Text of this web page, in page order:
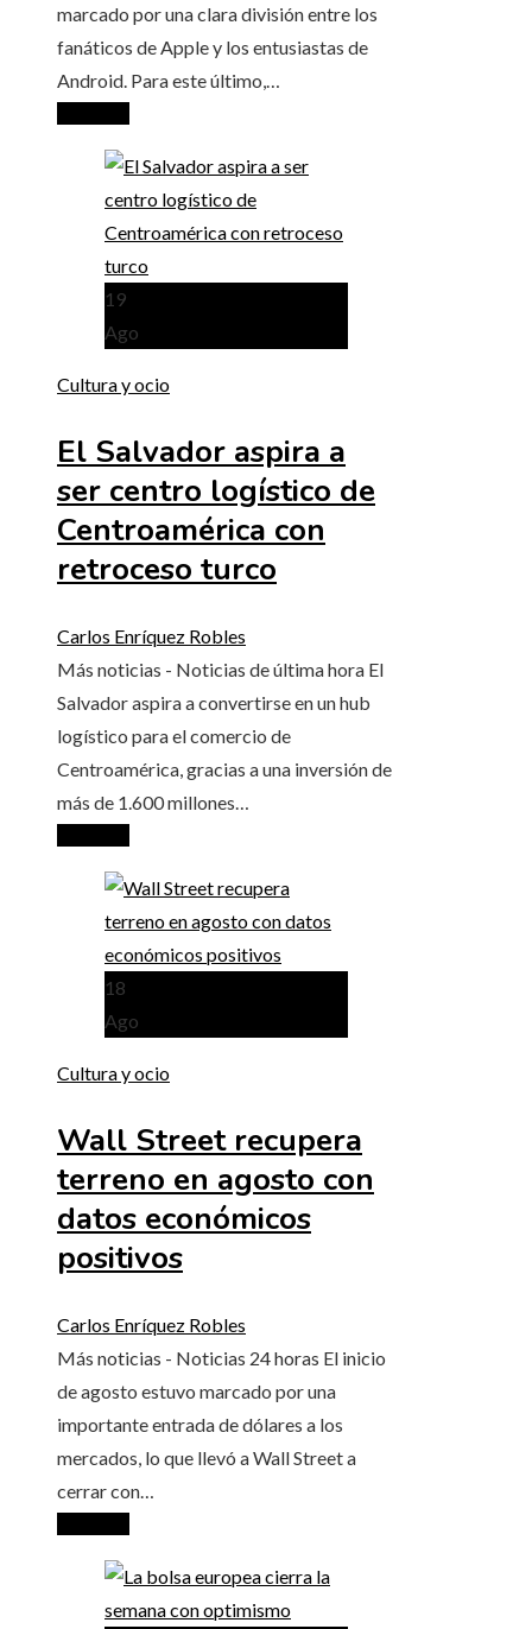
marcado por una clara división entre los
fanáticos de Apple y los entusiastas de
Android. Para este último,…
19
Ago
Cultura y ocio
El Salvador aspira a
ser centro logístico de
Centroamérica con
retroceso turco
Carlos Enríquez Robles
Más noticias - Noticias de última hora El
Salvador aspira a convertirse en un hub
logístico para el comercio de
Centroamérica, gracias a una inversión de
más de 1.600 millones…
18
Ago
Cultura y ocio
Wall Street recupera
terreno en agosto con
datos económicos
positivos
Carlos Enríquez Robles
Más noticias - Noticias 24 horas El inicio
de agosto estuvo marcado por una
importante entrada de dólares a los
mercados, lo que llevó a Wall Street a
cerrar con…